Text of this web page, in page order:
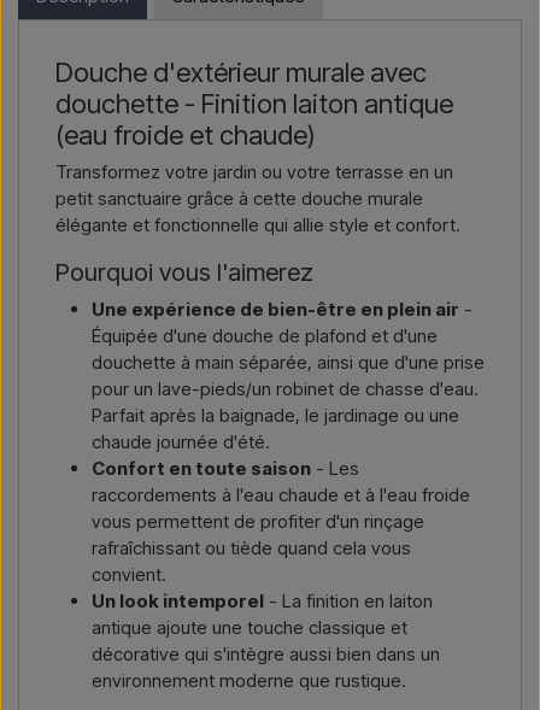
pouvez nous contacter et recevoir un prix avec la livraison et,
Il vous suffit d’indiquer l’article qui vous intéresse (référence ou
lien vers l’article) ainsi que les adresses de facturation et de
livraison, et vous recevrez une offre.
Nous écrire → Nous appeler →
Douche d'extérieur murale avec
douchette - Finition laiton antique
(eau froide et chaude)
Transformez votre jardin ou votre terrasse en un
petit sanctuaire grâce à cette douche murale
élégante et fonctionnelle qui allie style et confort.
Pourquoi vous l'aimerez
Une expérience de bien-être en plein air -
Équipée d'une douche de plafond et d'une
douchette à main séparée, ainsi que d'une prise
pour un lave-pieds/un robinet de chasse d'eau.
Parfait après la baignade, le jardinage ou une
chaude journée d'été.
Confort en toute saison - Les
raccordements à l'eau chaude et à l'eau froide
vous permettent de profiter d'un rinçage
rafraîchissant ou tiède quand cela vous
convient.
Un look intemporel - La finition en laiton
antique ajoute une touche classique et
décorative qui s'intègre aussi bien dans un
environnement moderne que rustique.